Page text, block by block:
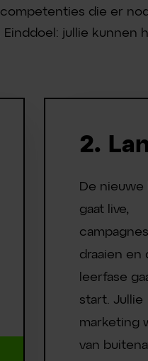
die er
Einddoel: jullie
2.
De nieuwe
gaat live,
draaien en
leerfase
start. Jullie
marketing
van